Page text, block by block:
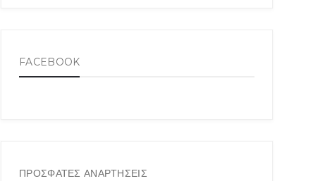
FACEBOOK
ΠΡΟΣΦΑΤΕΣ ΑΝΑΡΤΗΣΕΙΣ